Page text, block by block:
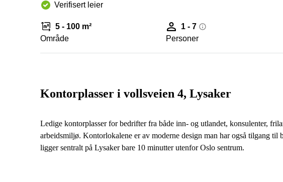
Verifisert leier
5 - 100 m²
Område
1 - 7
Personer
Kontorplasser i vollsveien 4, Lysaker
Ledige kontorplasser for bedrifter fra både inn- og utlandet, konsulenter,
arbeidsmiljø. Kontorlokalene er av moderne design man har også tilgang til
ligger sentralt på Lysaker bare 10 minutter utenfor Oslo sentrum.